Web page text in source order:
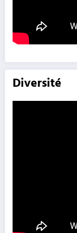
Diversité